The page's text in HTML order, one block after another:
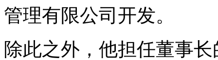
管理有限公司开发。
除此之外，他担任董事